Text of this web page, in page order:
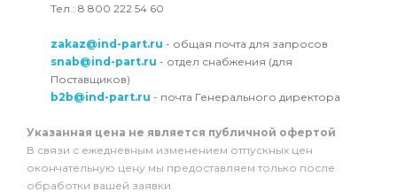
Тел.: 8 800 222 54 60
zakaz@ind-part.ru - общая почта для запросов
snab@ind-part.ru - отдел снабжения (для
Поставщиков)
b2b@ind-part.ru - почта Генерального директора
Указанная цена не является публичной офертой
В связи с ежедневным изменением отпускных цен
окончательную цену мы предоставляем только после
обработки вашей заявки.